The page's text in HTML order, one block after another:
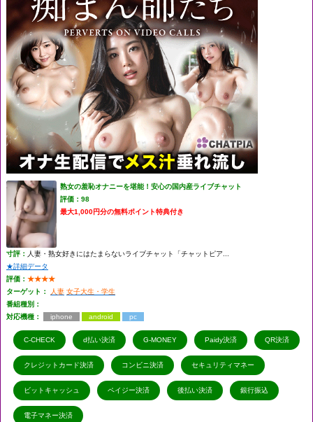
熟女の羞恥オナニーを堪能！安心の国内産ライブチャット
評価：98
最大1,000円分の無料ポイント特典付き
寸評： 人妻・熟女好きにはたまらないライブチャット「チャットピア...
★詳細データ
評価： ★★★★
ターゲット：
人妻 女子大生・学生
番組種別：
対応機種：
iphone android pc
C-CHECK d払い決済 G-MONEY Paidy決済 QR決済
クレジットカード決済 コンビニ決済 セキュリティマネー
ビットキャッシュ ペイジー決済 後払い決済 銀行振込
電子マネー決済